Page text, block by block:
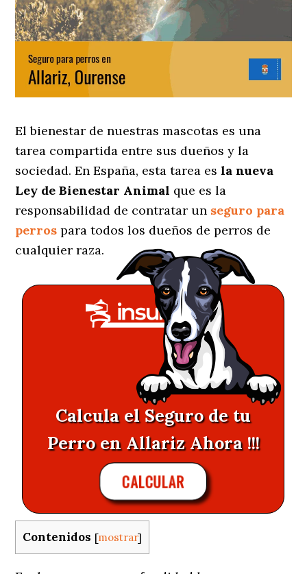
El bienestar de nuestras mascotas es una
tarea compartida entre sus dueños y la
sociedad. En España, esta tarea esla nueva
Ley de Bienestar Animal que es la
responsabilidad de contratar un seguro para
perros para todos los dueños de perros de
cualquier raza.
Calcula el Seguro de tu
Perro en Allariz Ahora !!!
CALCULAR
Contenidos [mostrar]